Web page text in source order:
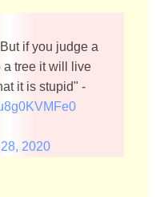
if you judge a
a tree it will live
it is stupid" -
2020